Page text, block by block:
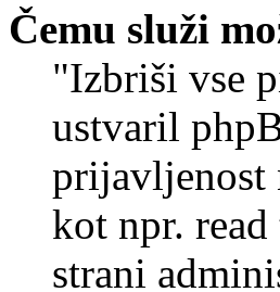
Čemu služi
"Izbriši vse
ustvaril
prijavljenost
kot npr. read
strani